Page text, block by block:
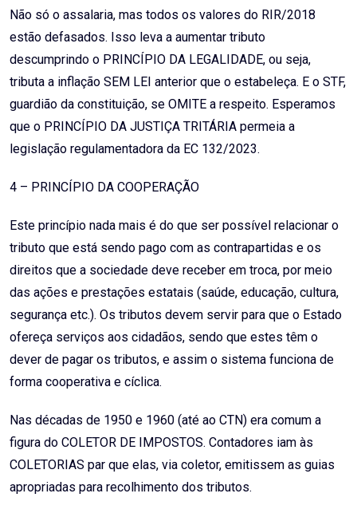
Não só o assalaria, mas todos os valores do RIR/2018
estão defasados. Isso leva a aumentar tributo
descumprindo o PRINCÍPIO DA LEGALIDADE, ou seja,
tributa a inflação SEM LEI anterior que o estabeleça. E o STF,
guardião da constituição, se OMITE a respeito. Esperamos
que o PRINCÍPIO DA JUSTIÇA TRITÁRIA permeia a
legislação regulamentadora da EC 132/2023.
4 – PRINCÍPIO DA COOPERAÇÃO
Este princípio nada mais é do que ser possível relacionar o
tributo que está sendo pago com as contrapartidas e os
direitos que a sociedade deve receber em troca, por meio
das ações e prestações estatais (saúde, educação, cultura,
segurança etc.). Os tributos devem servir para que o Estado
ofereça serviços aos cidadãos, sendo que estes têm o
dever de pagar os tributos, e assim o sistema funciona de
forma cooperativa e cíclica.
Nas décadas de 1950 e 1960 (até ao CTN) era comum a
figura do COLETOR DE IMPOSTOS. Contadores iam às
COLETORIAS par que elas, via coletor, emitissem as guias
apropriadas para recolhimento dos tributos.